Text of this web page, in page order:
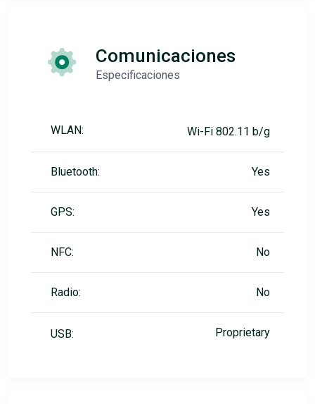
Comunicaciones
Especificaciones
WLAN: Wi-Fi 802.11 b/g
Bluetooth: Yes
GPS: Yes
NFC: No
Radio: No
USB: Proprietary